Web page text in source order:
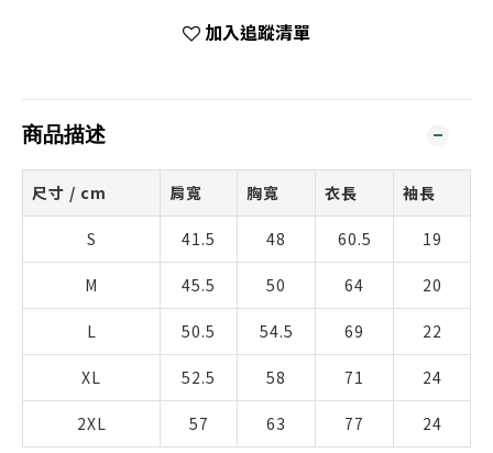
加入追蹤清單
商品描述
尺寸 / cm 肩寬 胸寬 衣長 袖長
S 41.5 48 60.5 19
M 45.5 50 64 20
L 50.5 54.5 69 22
XL 52.5 58 71 24
2XL 57 63 77 24